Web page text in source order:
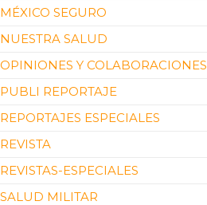
MÉXICO SEGURO
NUESTRA SALUD
OPINIONES Y COLABORACIONES
PUBLI REPORTAJE
REPORTAJES ESPECIALES
REVISTA
REVISTAS-ESPECIALES
SALUD MILITAR